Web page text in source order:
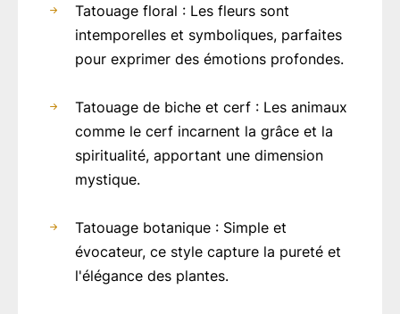
Tatouage floral : Les fleurs sont
intemporelles et symboliques, parfaites
pour exprimer des émotions profondes.
Tatouage de biche et cerf : Les animaux
comme le cerf incarnent la grâce et la
spiritualité, apportant une dimension
mystique.
Tatouage botanique : Simple et
évocateur, ce style capture la pureté et
l'élégance des plantes.